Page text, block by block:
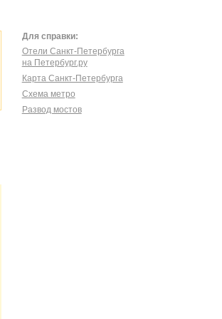
Для справки:
Отели Санкт-Петербурга
на Петербург.ру
Карта Санкт-Петербурга
Схема метро
Развод мостов